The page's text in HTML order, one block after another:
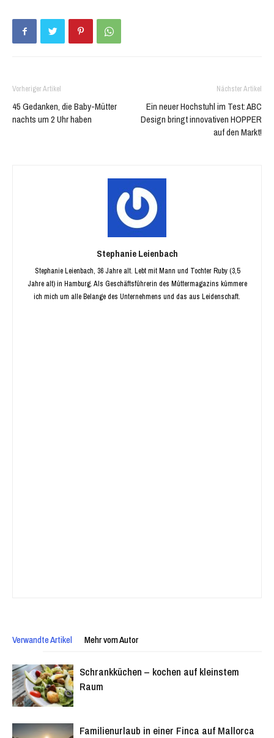
Vorheriger Artikel
45 Gedanken, die Baby-Mütter
nachts um 2 Uhr haben
Nächster Artikel
Ein neuer Hochstuhl im Test: ABC
Design bringt innovativen HOPPER
auf den Markt!
Stephanie Leienbach
Stephanie Leienbach, 36 Jahre alt. Lebt mit Mann und Tochter Ruby (3,5
Jahre alt) in Hamburg. Als Geschäftsführerin des Müttermagazins kümmere
ich mich um alle Belange des Unternehmens und das aus Leidenschaft.
Verwandte Artikel Mehr vom Autor
Schrankküchen – kochen auf kleinstem
Raum
Familienurlaub in einer Finca auf Mallorca